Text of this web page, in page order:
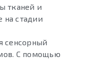
тканей и
на стадии
сенсорный
С помощью